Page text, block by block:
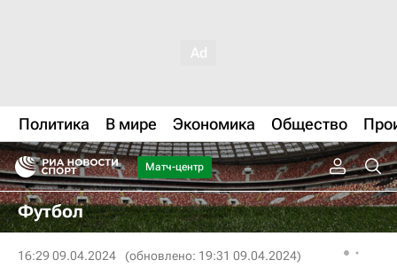
Политика В мире Экономика Общество
Матч-центр
Футбол
16:29 09.04.2024 (обновлено: 19:31 09.04.2024)